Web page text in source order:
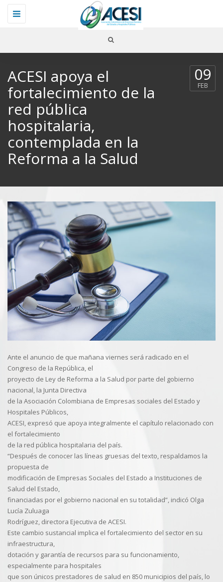
Toggle
navigation
ACESI apoya el
fortalecimiento de la
red pública
hospitalaria,
contemplada en la
Reforma a la Salud
09
FEB
Ante el anuncio de que mañana viernes será radicado en el
Congreso de la República, el
proyecto de Ley de Reforma a la Salud por parte del gobierno
nacional, la Junta Directiva
de la Asociación Colombiana de Empresas sociales del Estado y
Hospitales Públicos,
ACESI, expresó que apoya integralmente el capítulo relacionado con
el fortalecimiento
de la red pública hospitalaria del país.
“Después de conocer las líneas gruesas del texto, respaldamos la
propuesta de
modificación de Empresas Sociales del Estado a Instituciones de
Salud del Estado,
financiadas por el gobierno nacional en su totalidad”, indicó Olga
Lucía Zuluaga
Rodríguez, directora Ejecutiva de ACESI.
Este cambio sustancial implica el fortalecimiento del sector en su
infraestructura,
dotación y garantía de recursos para su funcionamiento,
especialmente para hospitales
que son únicos prestadores de salud en 850 municipios del país, lo